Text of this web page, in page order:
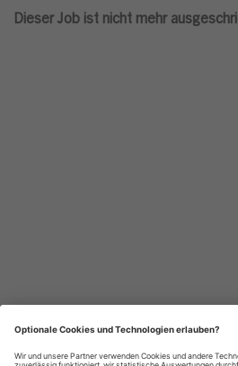
Dieser Job ist nicht mehr